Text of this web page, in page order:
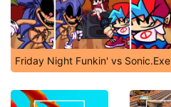
Friday Night Funkin' vs Sonic.Exe